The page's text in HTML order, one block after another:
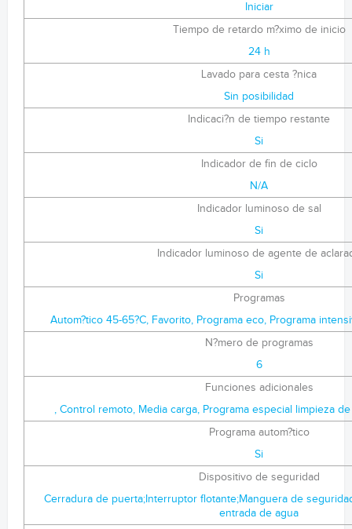
Iniciar
Tiempo de retardo m?ximo de inicio
24 h
Lavado para cesta ?nica
Sin posibilidad
Indicaci?n de tiempo restante
Si
Indicador de fin de ciclo
N/A
Indicador luminoso de sal
Si
Indicador luminoso de agente de
Si
Programas
Autom?tico 45-65?C, Favorito, Programa eco, Programa
N?mero de programas
6
Funciones adicionales
, Control remoto, Media carga, Programa especial limpieza
Programa autom?tico
Si
Dispositivo de seguridad
Cerradura de puerta;Interruptor flotante;Manguera de
entrada de agua